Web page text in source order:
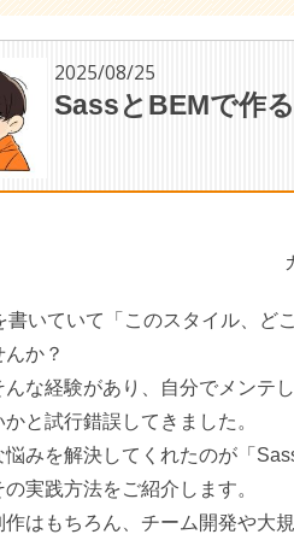
2025/08/25
SassとBEMで作
書いていて「このスタイル、ど
んか？
んな経験があり、自分でメンテ
かと試行錯誤してきました。
悩みを解決してくれたのが「
の実践方法をご紹介します。
作はもちろん、チーム開発や大